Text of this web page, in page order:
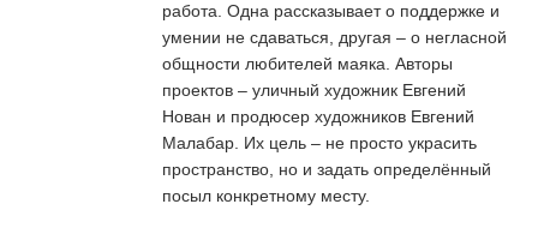
работа. Одна рассказывает о поддержке и
умении не сдаваться, другая – о негласной
общности любителей маяка. Авторы
проектов – уличный художник Евгений
Нован и продюсер художников Евгений
Малабар. Их цель – не просто украсить
пространство, но и задать определённый
посыл конкретному месту.